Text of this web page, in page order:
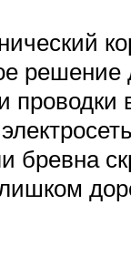
решение
проводки
бревна